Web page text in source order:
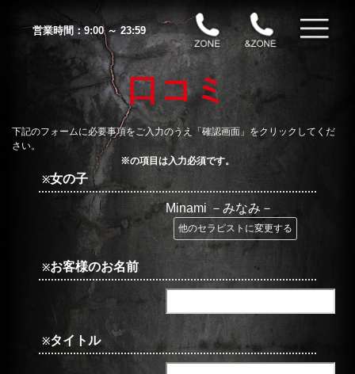
営業時間：9:00 ～ 23:59
口コミ
下記のフォームに必要事項をご入力のうえ「確認画面」をクリックしてくだ
さい。
※の項目は入力必須です。
※女の子
Minami －みなみ－
他のセラピストに変更する
※お客様のお名前
※タイトル